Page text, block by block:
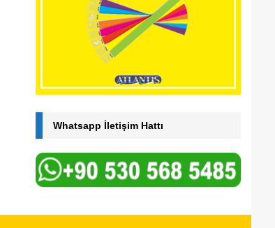
Whatsapp İletişim Hattı